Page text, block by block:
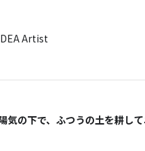
Artist
気の下で、ふつうの土を耕して